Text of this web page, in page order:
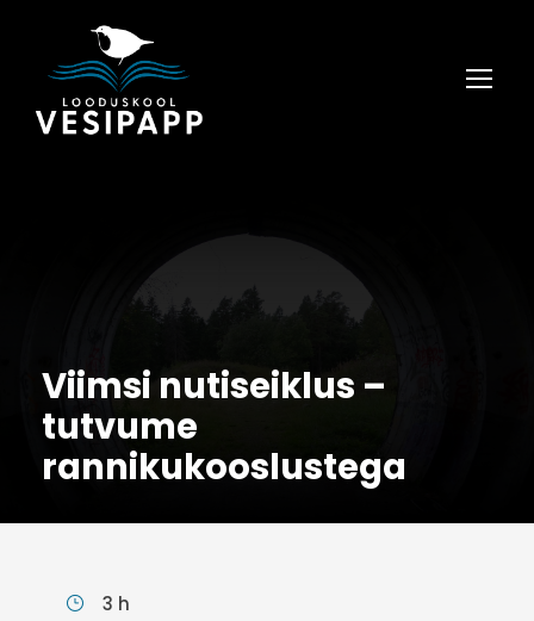
Viimsi nutiseiklus –
tutvume
rannikukooslustega
3 h